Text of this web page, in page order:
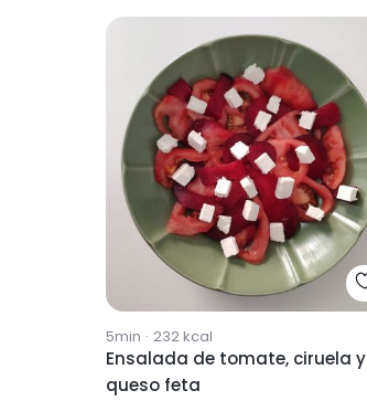
5min · 232kcal
Ensalada de tomate, ciruela y
queso feta